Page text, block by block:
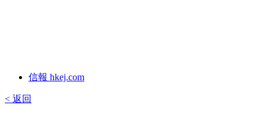
信報 hkej.com
< 返回